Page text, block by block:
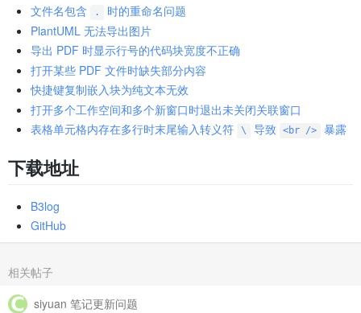
文件名包含
.
时的重命名问题
PlantUML 无法导出图片
导出 PDF 时显示行号的代码块宽度不正确
打开某些 PDF 文件时缺失部分内容
快捷键复制嵌入块为纯文本无效
打开多个工作空间和多个新窗口时退出未关闭关联窗口
表格单元格内存在多行时末尾输入转义符
\ 导致 <br /> 暴露
下载地址
B3log
GitHub
相关帖子
siyuan 笔记更新问题